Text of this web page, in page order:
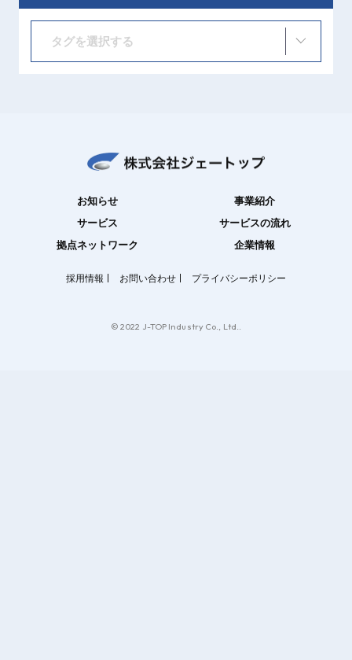
タグを選択する
お知らせ
事業紹介
サービス
サービスの流れ
拠点ネットワーク
企業情報
採用情報 お問い合わせ プライバシーポリシー
© 2022 J-TOP Industry Co., Ltd..